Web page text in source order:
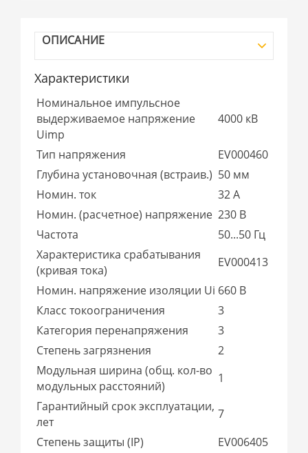
ОПИСАНИЕ
Характеристики
Номинальное импульсное
выдерживаемое напряжение
Uimp
4000 кВ
Тип напряжения
EV000460
Глубина установочная (встраив.) 50 мм
Номин. ток
32 А
Номин. (расчетное) напряжение 230 В
Частота
50...50 Гц
Характеристика срабатывания
(кривая тока)
EV000413
Номин. напряжение изоляции Ui 660 В
Класс токоограничения
3
Категория перенапряжения
3
Степень загрязнения
2
Модульная ширина (общ. кол-во
модульных расстояний)
1
Гарантийный срок эксплуатации,
лет
7
Степень защиты (IP)
EV006405